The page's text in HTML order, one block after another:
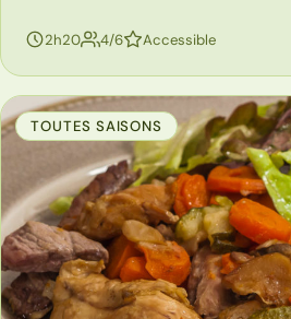
2h20 4/6personnes
Accessible
TOUTES SAISONS